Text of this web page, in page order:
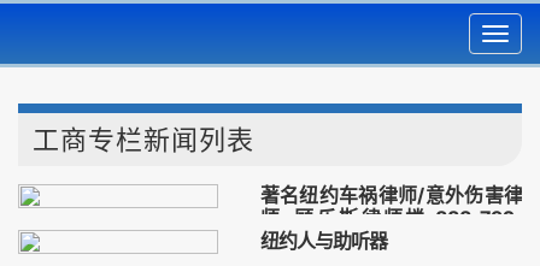
工商专栏新闻列表
著名纽约车祸律师/意外伤害律
师-顾乐斯律师楼 888-792-
8888
纽约车祸律师
纽约人与助听器